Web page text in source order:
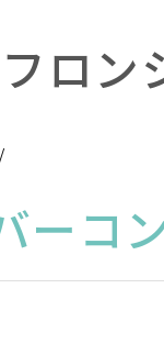
料の特
的なエ
ニアリ
テ
テ
耐高
突
ま
+250
高温
クト
ロン
ーコ